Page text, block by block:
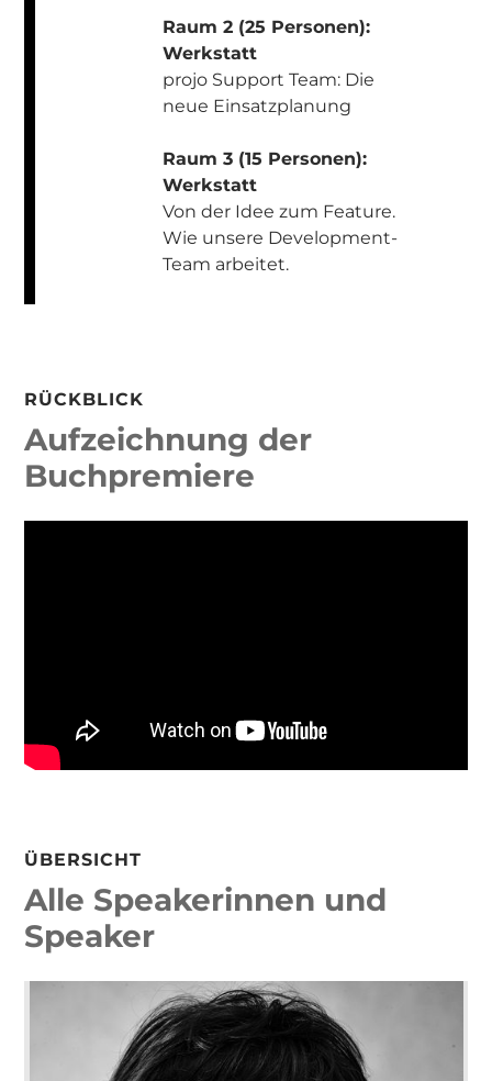
Raum 2 (25 Personen):
Werkstatt
projo Support Team: Die
neue Einsatzplanung
Raum 3 (15 Personen):
Werkstatt
Von der Idee zum Feature.
Wie unsere Development-
Team arbeitet.
RÜCKBLICK
Aufzeichnung der
Buchpremiere
ÜBERSICHT
Alle Speakerinnen und
Speaker